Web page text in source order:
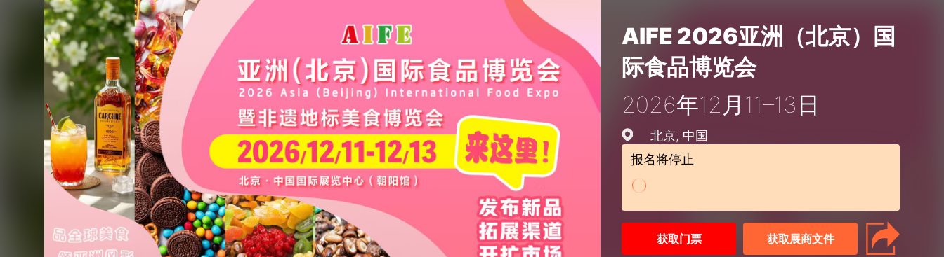
AIFE 2026亚洲（北京）国
际食品博览会
2026年12月11–13日
北京 中国
报名将停止
获取门票 获取展商文件